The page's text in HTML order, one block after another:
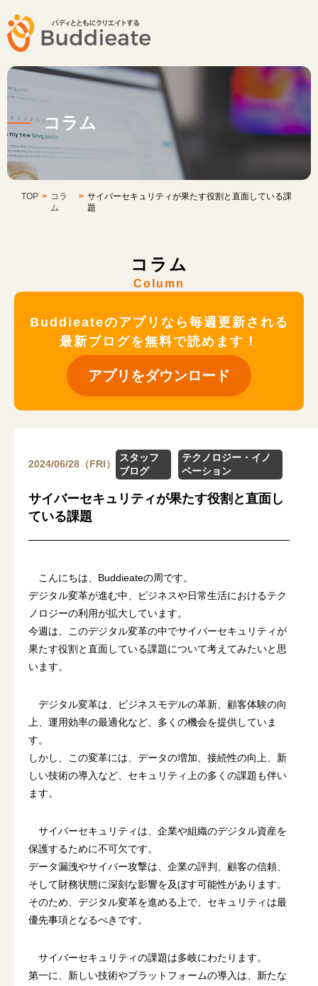
コラム
TOP > コラ
ム
> サイバーセキュリティが果たす役割と直面している課
題
コラム
Column
Buddieateのアプリなら毎週更新される
最新ブログを無料で読めます！
アプリをダウンロード
2024/06/28（FRI）
スタッフ
ブログ
テクノロジー・イノ
ベーション
サイバーセキュリティが果たす役割と直面し
ている課題
こんにちは、Buddieateの周です。
デジタル変革が進む中、ビジネスや日常生活におけるテク
ノロジーの利用が拡大しています。
今週は、このデジタル変革の中でサイバーセキュリティが
果たす役割と直面している課題について考えてみたいと思
います。
デジタル変革は、ビジネスモデルの革新、顧客体験の向
上、運用効率の最適化など、多くの機会を提供していま
す。
しかし、この変革には、データの増加、接続性の向上、新
しい技術の導入など、セキュリティ上の多くの課題も伴い
ます。
サイバーセキュリティは、企業や組織のデジタル資産を
保護するために不可欠です。
データ漏洩やサイバー攻撃は、企業の評判、顧客の信頼、
そして財務状態に深刻な影響を及ぼす可能性があります。
そのため、デジタル変革を進める上で、セキュリティは最
優先事項となるべきです。
サイバーセキュリティの課題は多岐にわたります。
第一に、新しい技術やプラットフォームの導入は、新たな